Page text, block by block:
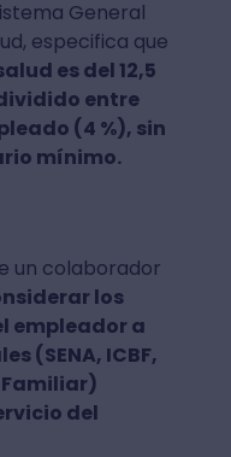
General
especifica que
es del 12,5
entre
(4 %), sin
mínimo.
un colaborador
los
empleador a
(SENA, ICBF,
del